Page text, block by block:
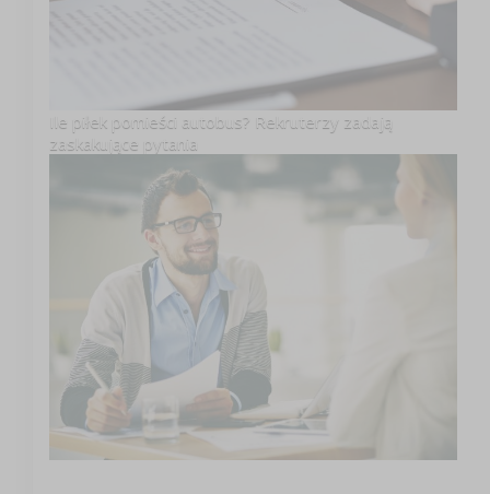
Ile piłek pomieści autobus? Rekruterzy zadają
zaskakujące pytania